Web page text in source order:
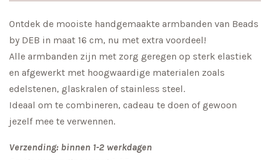
Ontdek de mooiste handgemaakte armbanden van Beads
by DEB in maat 16 cm, nu met extra voordeel!
Alle armbanden zijn met zorg geregen op sterk elastiek
en afgewerkt met hoogwaardige materialen zoals
edelstenen, glaskralen of stainless steel.
Ideaal om te combineren, cadeau te doen of gewoon
jezelf mee te verwennen.
Verzending: binnen 1-2 werkdagen